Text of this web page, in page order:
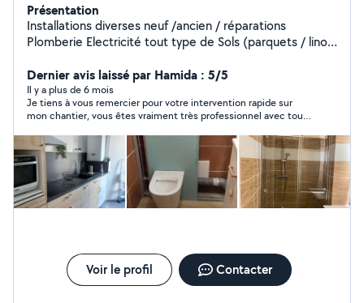
Présentation
Installations diverses neuf /ancien / réparations
Plomberie Electricité tout type de Sols (parquets / lino /
Maçonneries intérieurs / extérieurs Montages et
fixations diverses (cuisines et salles de bains complètes
/wc suspendus)
Dernier avis laissé par Hamida : 5/5
Il y a plus de 6 mois
Je tiens à vous remercier pour votre intervention rapide sur
mon chantier, vous êtes vraiment très professionnel avec tous
sympathique et ponctuel , et ce qui est génial avec vous c’est
que vous faites le tous , plombier, montage de meubles,
fixation, électricité… le tous . Ma cuisine a était monté dans un
jour et ma salle de bain en demie journée la finition impeccable
je suis très satisfaite des résultats et je recommande
ABDELGHANI à 1000% .
Voir le profil Contacter